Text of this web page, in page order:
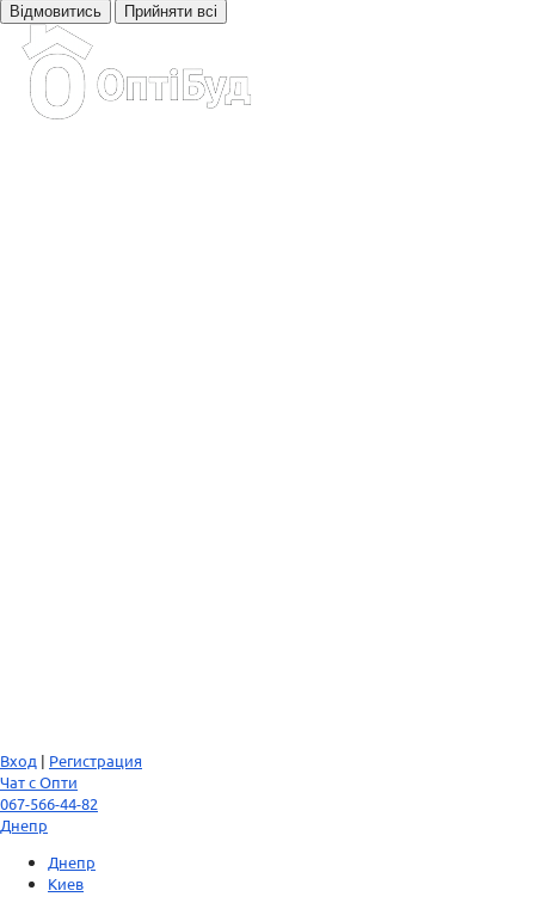
Відмовитись Прийняти всі
Вход | Регистрация
Чат с Опти
067-566-44-82
Днепр
Днепр
Киев